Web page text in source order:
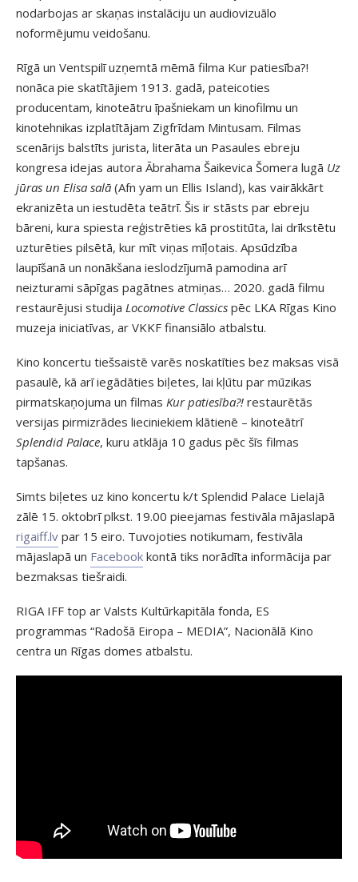
nodarbojas ar skaņas instalāciju un audiovizuālo
noformējumu veidošanu.
Rīgā un Ventspilī uzņemtā mēmā filma Kur patiesība?!
nonāca pie skatītājiem 1913. gadā, pateicoties
producentam, kinoteātru īpašniekam un kinofilmu un
kinotehnikas izplatītājam Zigfrīdam Mintusam. Filmas
scenārijs balstīts jurista, literāta un Pasaules ebreju
kongresa idejas autora Ābrahama Šaikevica Šomera lugā Uz
jūras un Elisa salā (Afn yam un Ellis Island), kas vairākkārt
ekranizēta un iestudēta teātrī. Šis ir stāsts par ebreju
bāreni, kura spiesta reģistrēties kā prostitūta, lai drīkstētu
uzturēties pilsētā, kur mīt viņas mīļotais. Apsūdzība
laupīšanā un nonākšana ieslodzījumā pamodina arī
neizturami sāpīgas pagātnes atmiņas… 2020. gadā filmu
restaurējusi studija Locomotive Classics pēc LKA Rīgas Kino
muzeja iniciatīvas, ar VKKF finansiālo atbalstu.
Kino koncertu tiešsaistē varēs noskatīties bez maksas visā
pasaulē, kā arī iegādāties biļetes, lai kļūtu par mūzikas
pirmatskaņojuma un filmas Kur patiesība?! restaurētās
versijas pirmizrādes lieciniekiem klātienē – kinoteātrī
Splendid Palace, kuru atklāja 10 gadus pēc šīs filmas
tapšanas.
Simts biļetes uz kino koncertu k/t Splendid Palace Lielajā
zālē 15. oktobrī plkst. 19.00 pieejamas festivāla mājaslapā
rigaiff.lv par 15 eiro. Tuvojoties notikumam, festivāla
mājaslapā un Facebook kontā tiks norādīta informācija par
bezmaksas tiešraidi.
RIGA IFF top ar Valsts Kultūrkapitāla fonda, ES
programmas “Radošā Eiropa – MEDIA”, Nacionālā Kino
centra un Rīgas domes atbalstu.